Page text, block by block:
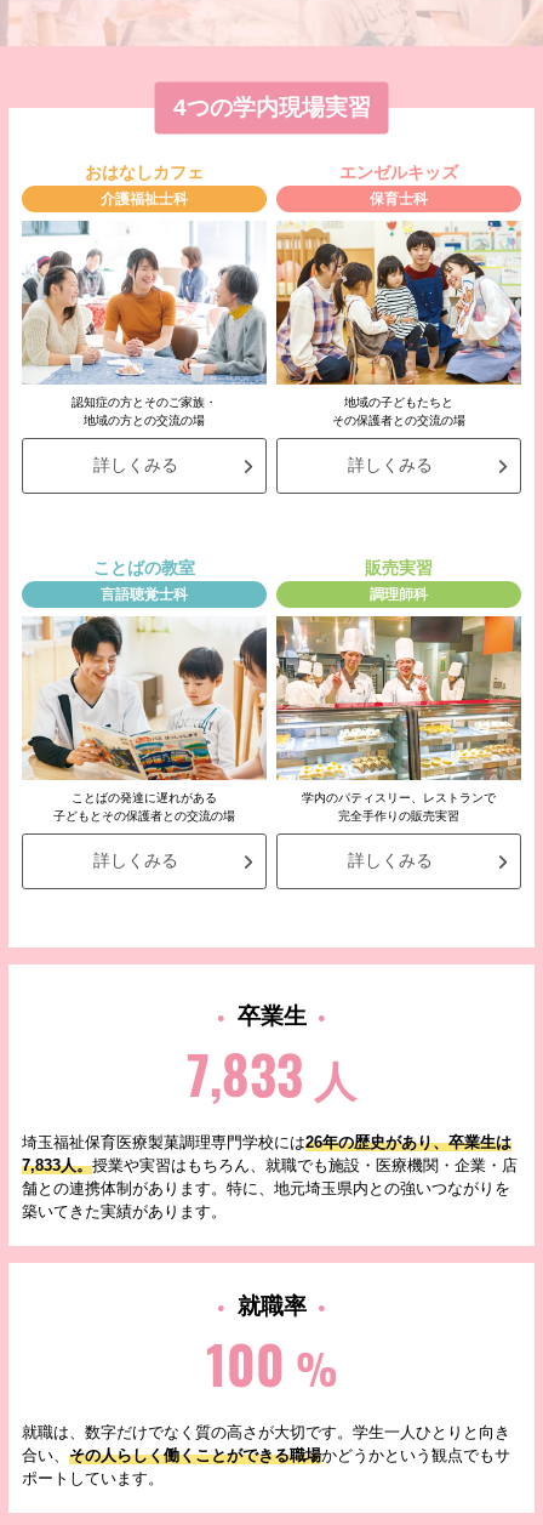
4つの学内現場実習
おはなしカフェ
介護福祉士科
認知症の方とそのご家族・
地域の方との交流の場
詳しくみる
エンゼルキッズ
保育士科
地域の子どもたちと
その保護者との交流の場
詳しくみる
ことばの教室
言語聴覚士科
ことばの発達に遅れがある
子どもとその保護者との交流の場
詳しくみる
販売実習
調理師科
学内のパティスリー、レストランで
完全手作りの販売実習
詳しくみる
卒業生
7,833 人
埼玉福祉保育医療製菓調理専門学校には26年の歴史があり、卒業生は
7,833人。授業や実習はもちろん、就職でも施設・医療機関・企業・店
舗との連携体制があります。特に、地元埼玉県内との強いつながりを
築いてきた実績があります。
就職率
100 %
就職は、数字だけでなく質の高さが大切です。学生一人ひとりと向き
合い、その人らしく働くことができる職場かどうかという観点でもサ
ポートしています。